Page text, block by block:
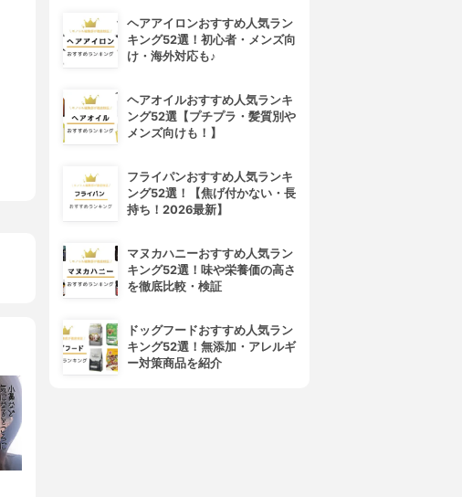
ヘアアイロンおすすめ人気ラン
キング52選！初心者・メンズ向
け・海外対応も♪
ヘアオイルおすすめ人気ランキ
ング52選【プチプラ・髪質別や
メンズ向けも！】
フライパンおすすめ人気ランキ
ング52選！【焦げ付かない・長
持ち！2026最新】
マヌカハニーおすすめ人気ラン
キング52選！味や栄養価の高さ
を徹底比較・検証
ドッグフードおすすめ人気ラン
キング52選！無添加・アレルギ
ー対策商品を紹介